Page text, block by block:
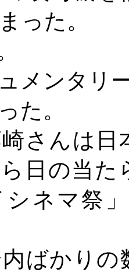
った。
メンタリ
た。
さんは
日の当た
シネマ祭
ばかりの